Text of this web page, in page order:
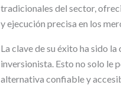
tradicionales del sector,
y ejecución precisa en los
La clave de su éxito ha sido
inversionista. Esto no solo le
alternativa confiable y